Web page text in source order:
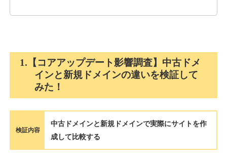
詳細を見る
詳細を見る
holocardstrategy.jp
ジャンル趣味
DA40 外部リンク数
3,300円 入札 3件
1.【コアアップデート影響調査】中古ドメ
インと新規ドメインの違いを検証して
みた！
検証内容
中古ドメインと新規ドメインで実際にサイトを作
成して比較する